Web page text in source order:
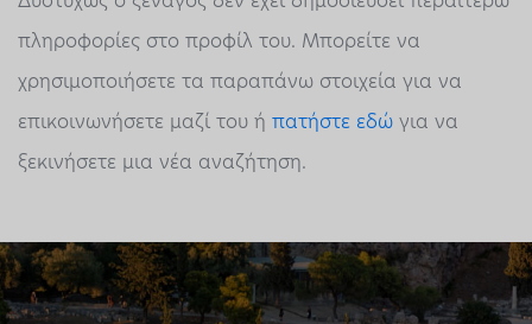
πληροφορίες στο προφίλ του. Μπορείτε να
χρησιμοποιήσετε τα παραπάνω στοιχεία για να
επικοινωνήσετε μαζί του ή πατήστε εδώ για να
ξεκινήσετε μια νέα αναζήτηση.